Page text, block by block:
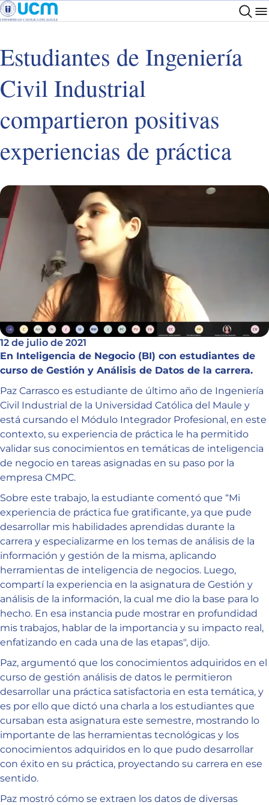
Estudiantes de Ingeniería
Civil Industrial
compartieron positivas
experiencias de práctica
12 de julio de 2021
En Inteligencia de Negocio (BI) con estudiantes de
curso de Gestión y Análisis de Datos de la carrera.
Paz Carrasco es estudiante de último año de Ingeniería
Civil Industrial de la Universidad Católica del Maule y
está cursando el Módulo Integrador Profesional, en este
contexto, su experiencia de práctica le ha permitido
validar sus conocimientos en temáticas de inteligencia
de negocio en tareas asignadas en su paso por la
empresa CMPC.
Sobre este trabajo, la estudiante comentó que “Mi
experiencia de práctica fue gratificante, ya que pude
desarrollar mis habilidades aprendidas durante la
carrera y especializarme en los temas de análisis de la
información y gestión de la misma, aplicando
herramientas de inteligencia de negocios. Luego,
compartí la experiencia en la asignatura de Gestión y
análisis de la información, la cual me dio la base para lo
hecho. En esa instancia pude mostrar en profundidad
mis trabajos, hablar de la importancia y su impacto real,
enfatizando en cada una de las etapas", dijo.
Paz, argumentó que los conocimientos adquiridos en el
curso de gestión análisis de datos le permitieron
desarrollar una práctica satisfactoria en esta temática, y
es por ello que dictó una charla a los estudiantes que
cursaban esta asignatura este semestre, mostrando lo
importante de las herramientas tecnológicas y los
conocimientos adquiridos en lo que pudo desarrollar
con éxito en su práctica, proyectando su carrera en ese
sentido.
Paz mostró cómo se extraen los datos de diversas